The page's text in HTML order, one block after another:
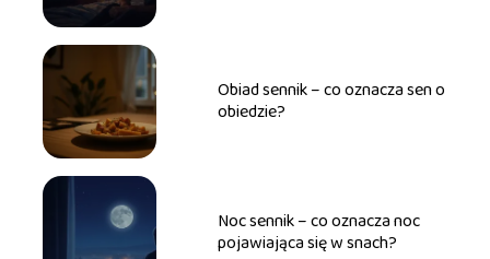
Obiad sennik – co oznacza sen o
obiedzie?
Noc sennik – co oznacza noc
pojawiająca się w snach?